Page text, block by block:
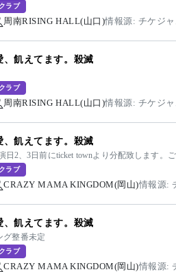
ラブ
周南RISING HALL(山口)情報源: チケジャ
飢えてます。殺滅
ラブ
周南RISING HALL(山口)情報源: チケジャ
飢えてます。殺滅
日2、3日前にticket townより分配致します。
ラブ
CRAZY MAMA KINGDOM(岡山)情報源:
飢えてます。殺滅
グ整番未定
ラブ
CRAZY MAMA KINGDOM(岡山)情報源: